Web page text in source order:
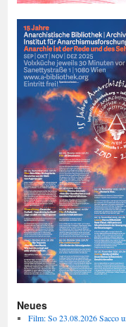
Neues
Film: So 23.08.2026 Sacco